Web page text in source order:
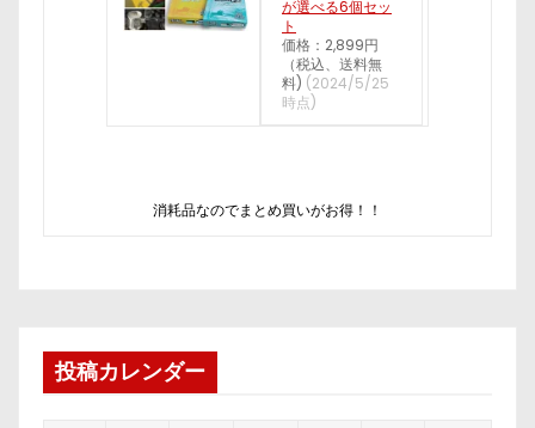
が選べる6個セッ
ト
価格：2,899円
（税込、送料無
料) (2024/5/25
時点)
消耗品なのでまとめ買いがお得！！
投稿カレンダー